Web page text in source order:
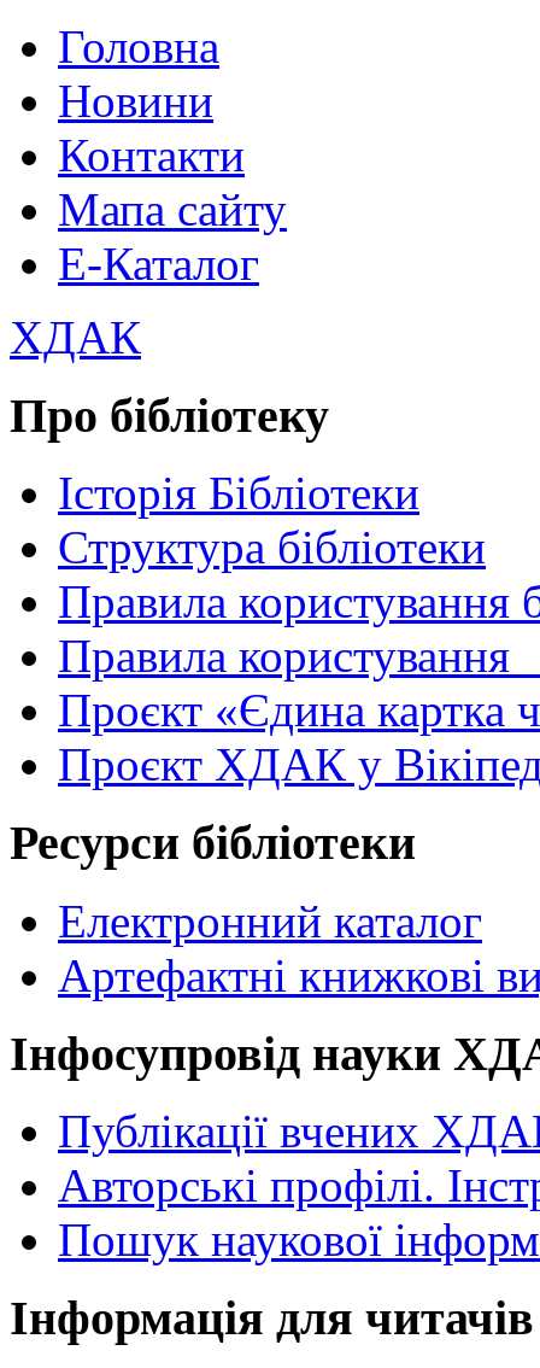
Головна
Новини
Контакти
Мапа сайту
Е-Каталог
ХДАК
Про бібліотеку
Історія Бібліотеки
Структура бібліотеки
Правила користування
Правила
Проєкт «Єдина картка
Проєкт ХДАК у
Ресурси бібліотеки
Електронний каталог
Артефактні книжкові
Інфосупровід науки
Публікації вчених
Авторські профілі.
Пошук наукової
Інформація для читачів